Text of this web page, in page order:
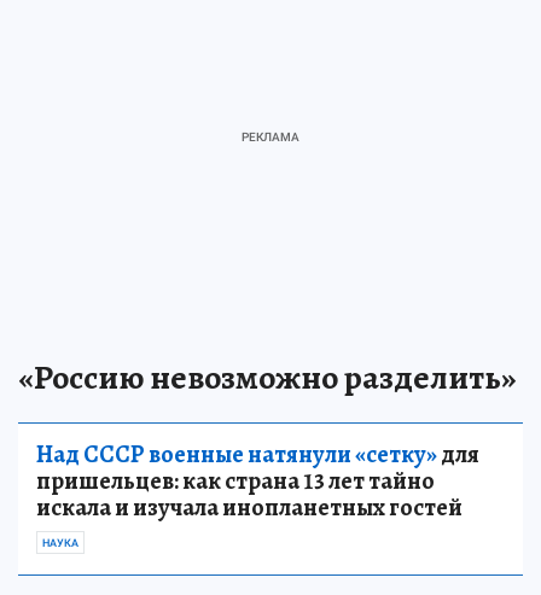
«Россию невозможно разделить»
Над СССР военные натянули «сетку»для
пришельцев: как страна 13 лет тайно
искала и изучала инопланетных гостей
НАУКА